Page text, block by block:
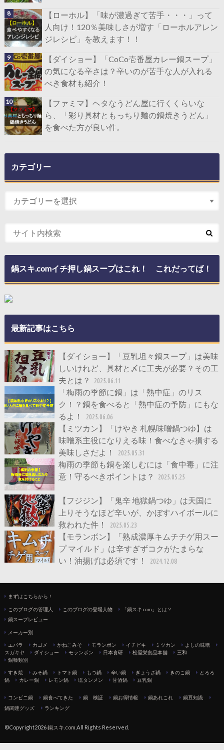
【ローホル】「味が濃過ぎて苦手・・・」って
人向け！120％美味しさが増す「ローホルアレン
ジレシピ」を教えます！！
【ダイショー】「CoCo壱番屋カレー鍋スープ」
の気になる辛さは？辛いのが苦手な人が入れる
べき食材も紹介！
【ファミマ】ヘタなうどん屋に行くくらいな
ら、「彩り具材ともっちり麺の鍋焼きうどん」
を食べた方が良い件。
カテゴリー
鍋スキ.comイチ押し鍋スープはこれ！ これだってば！
最新記事はこちら
【ダイショー】「豆乳坦々鍋スープ」は美味
しいけれど、具材と〆に工夫が必要？その工
夫とは？
2025.06.11
「梅雨の季節に鍋」は「熱中症」のリス
ク！？鍋を食べると「熱中症の予防」にもな
るよ！
2025.06.06
【ミツカン】「けやき 札幌味噌鍋つゆ】は
味噌系主役になりえる味！食べなきゃ損する
美味しさだよ！
2025.05.31
梅雨の季節も鍋を楽しむには「食中毒」に注
意！守るべきポイントは？
2025.05.25
【フジジン】「鬼辛 地獄鍋つゆ」は天国に
上りそうなほど辛いが、かぼすハイボールに
救われた件！
2025.05.23
【モランボン】「熟成濃厚キムチチゲ用スー
プ マイルド」は辛すぎずコクがたまらな
い！油揚げは必須です！
2024.12.08
まずはこちらから！
このブログの管理人 このブログの登場人物
「鍋スキ.com」とは？
鍋スープレビュー
メーカー別
エバラ カゴメ かねこみそ モランボン イチビキ ミツカン
よしの味噌
スガキヤ
ダイショー モランボン 日本食研 松屋栄食品本舗
三和
鍋種類別
すき焼 みそ鍋 トマト鍋 もつ鍋 辛い鍋 ぎょうざ鍋 きのこ鍋
とろろ
鍋
カレー鍋 レモン鍋 塩タンメン 甘酒鍋 豆乳鍋
コンビニ鍋 鍋食べてきた 鍋 検証 鍋お得情報 鍋あれこれ
鍋豆知識
鍋関連グッズ
ランキング
©Copyright2026鍋スキ.com .All Rights Reserved.